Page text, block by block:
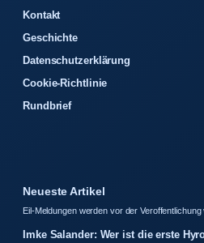
Kontakt
Geschichte
Datenschutzerklärung
Cookie-Richtlinie
Rundbrief
Neueste Artikel
Eil-Meldungen werden vor der
Imke Salander: Wer ist die erste